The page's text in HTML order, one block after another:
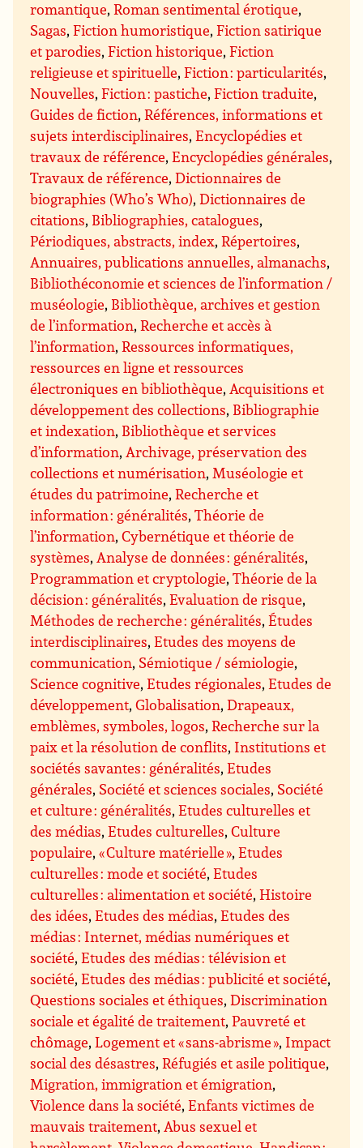
romantique,Roman sentimental érotique,
Sagas,Fiction humoristique,Fiction satirique
et parodies,Fiction historique,Fiction
religieuse et spirituelle,Fiction : particularités,
Nouvelles,Fiction : pastiche,Fiction traduite,
Guides de fiction,Références, informations et
sujets interdisciplinaires,Encyclopédies et
travaux de référence,Encyclopédies générales,
Travaux de référence,Dictionnaires de
biographies (Who’s Who),Dictionnaires de
citations, Bibliographies, catalogues,
Périodiques, abstracts, index,Répertoires,
Annuaires, publications annuelles, almanachs,
Bibliothéconomie et sciences de l’information /
muséologie, Bibliothèque, archives et gestion
de l’information,Recherche et accès à
l’information,Ressources informatiques,
ressources en ligne et ressources
électroniques en bibliothèque,Acquisitions et
développement des collections, Bibliographie
et indexation, Bibliothèque et services
d’information,Archivage, préservation des
collections et numérisation,Muséologie et
études du patrimoine,Recherche et
information : généralités,Théorie de
l’information,Cybernétique et théorie de
systèmes,Analyse de données : généralités,
Programmation et cryptologie,Théorie de la
décision : généralités,Evaluation de risque,
Méthodes de recherche : généralités,Études
interdisciplinaires,Etudes des moyens de
communication, Sémiotique / sémiologie,
Science cognitive,Etudes régionales,Etudes de
développement,Globalisation,Drapeaux,
emblèmes, symboles, logos,Recherche sur la
paix et la résolution de conflits, Institutions et
sociétés savantes : généralités,Etudes
générales, Société et sciences sociales, Société
et culture : généralités,Etudes culturelles et
des médias,Etudes culturelles,Culture
populaire,« Culture matérielle »,Etudes
culturelles : mode et société,Etudes
culturelles : alimentation et société,Histoire
des idées,Etudes des médias,Etudes des
médias : Internet, médias numériques et
société,Etudes des médias : télévision et
société,Etudes des médias : publicité et société,
Questions sociales et éthiques,Discrimination
sociale et égalité de traitement,Pauvreté et
chômage,Logement et « sans-abrisme », Impact
social des désastres,Réfugiés et asile politique,
Migration, immigration et émigration,
Violence dans la société,Enfants victimes de
mauvais traitement,Abus sexuel et